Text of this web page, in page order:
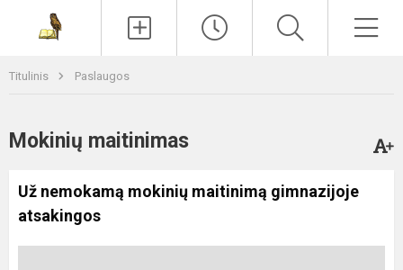
Titulinis Paslaugos
Mokinių maitinimas
Už nemokamą mokinių maitinimą gimnazijoje
atsakingos